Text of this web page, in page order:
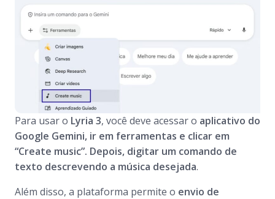
Para usar o Lyria 3, você deve acessar o aplicativo do
Google Gemini, ir em ferramentas e clicar em
“Create music”. Depois, digitar um comando de
texto descrevendo a música desejada.
Além disso, a plataforma permite o envio de